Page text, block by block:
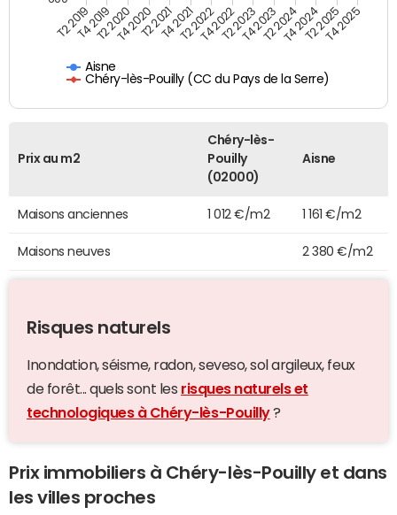
Aisne
Chéry-lès-Pouilly (CC du Pays de la Serre)
T2 2019T4 2019T2 2020T4 2020T2 2021T4 2021T2 2022T4 2022T2 2023T4 2023T2 2024T4 2024T2 2025T4 2025
Prix au m2
Chéry-lès-
Pouilly
(02000)
Aisne
Maisons anciennes 1 012 €/m2 1 161 €/m2
Maisons neuves 2 380 €/m2
Risques naturels
Inondation, séisme, radon, seveso, sol argileux, feux
de forêt... quels sont les risques naturels et
technologiques à Chéry-lès-Pouilly?
Prix immobiliers à Chéry-lès-Pouilly et dans
les villes proches